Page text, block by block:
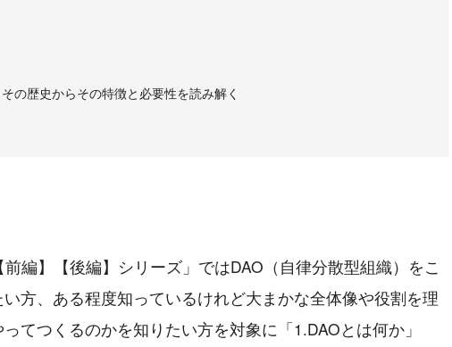
の歴史からその特徴と必要性を読み解く
前編】【後編】シリーズ」ではDAO（自律分散型組織）をこ
方、ある程度知っているけれど大まかな全体像や役割を理
てつくるのかを知りたい方を対象に「1.DAOとは何か」